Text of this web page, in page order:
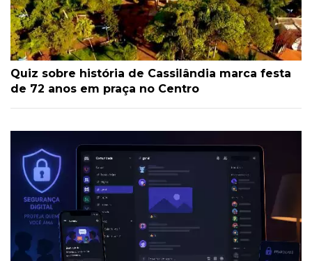
Quiz sobre história de Cassilândia marca festa
de 72 anos em praça no Centro